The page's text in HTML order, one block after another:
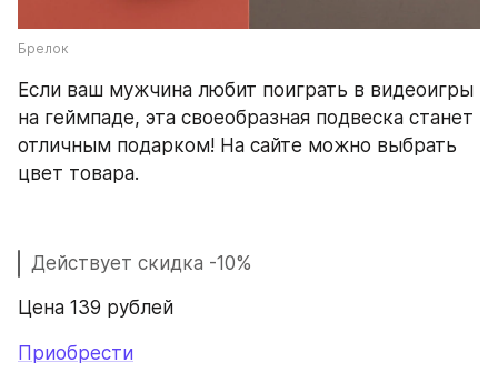
Брелок
Если ваш мужчина любит поиграть в видеоигры
на геймпаде, эта своеобразная подвеска станет
отличным подарком! На сайте можно выбрать
цвет товара.
Действует скидка -10%
Цена 139 рублей
Приобрести